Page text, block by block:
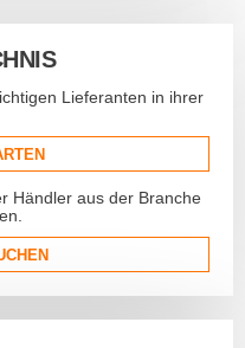
Lieferanten in ihrer
Händler aus der Branche